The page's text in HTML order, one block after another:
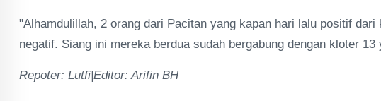
"Alhamdulillah, 2 orang dari Pacitan yang kapan hari lalu positif
negatif. Siang ini mereka berdua sudah bergabung dengan kloter
Repoter: Lutfi|Editor: Arifin BH